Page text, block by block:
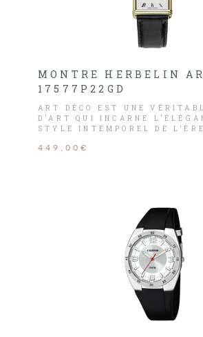
MONTRE HERBELIN
17577P22GD
ART DÉCO EST UNE
D’ART QUI INCARNE
STYLE INTEMPOREL DE
449,00€